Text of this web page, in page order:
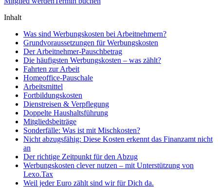
Inhalt
Was sind Werbungskosten bei Arbeitnehmern?
Grundvoraussetzungen für Werbungskosten
Der Arbeitnehmer-Pauschbetrag
Die häufigsten Werbungskosten – was zählt?
Fahrten zur Arbeit
Homeoffice-Pauschale
Arbeitsmittel
Fortbildungskosten
Dienstreisen & Verpflegung
Doppelte Haushaltsführung
Mitgliedsbeiträge
Sonderfälle: Was ist mit Mischkosten?
Nicht abzugsfähig: Diese Kosten erkennt das Finanzamt nicht
an
Der richtige Zeitpunkt für den Abzug
Werbungskosten clever nutzen – mit Unterstützung von
Lexo.Tax
Weil jeder Euro zählt sind wir für Dich da.